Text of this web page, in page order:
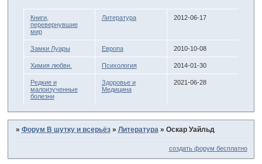
Книги,
перевернувшие
мир
Литература 2012-06-17
Замки Луары Европа 2010-10-08
Химия любви. Психология 2014-01-30
Редкие и
малоизученные
болезни
Здоровье и
Медицина
2021-06-28
» Форум В шутку и всерьёз » Литература » Оскар Уайльд
создать форум бесплатно